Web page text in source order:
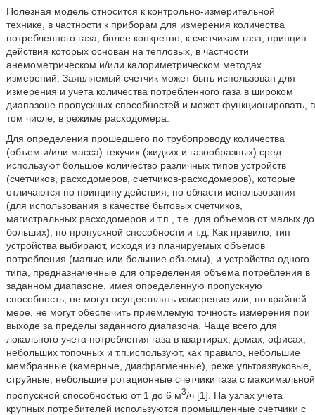
Полезная модель относится к контрольно-измерительной
технике, в частности к приборам для измерения количества
потребленного газа, более конкретно, к счетчикам газа, принцип
действия которых основан на тепловых, в частности
анемометрическом и/или калориметрическом методах
измерений. Заявляемый счетчик может быть использован для
измерения и учета количества потребленного газа в широком
диапазоне пропускных способностей и может функционировать, в
том числе, в режиме расходомера.
Для определения прошедшего по трубопроводу количества
(объем и/или масса) текучих (жидких и газообразных) сред
используют большое количество различных типов устройств
(счетчиков, расходомеров, счетчиков-расходомеров), которые
отличаются по принципу действия, по области использования
(для использования в качестве бытовых счетчиков,
магистральных расходомеров и т.п., т.е. для объемов от малых до
больших), по пропускной способности и т.д. Как правило, тип
устройства выбирают, исходя из планируемых объемов
потребления (малые или большие объемы), и устройства одного
типа, предназначенные для определения объема потребления в
заданном диапазоне, имея определенную пропускную
способность, не могут осуществлять измерение или, по крайней
мере, не могут обеспечить приемлемую точность измерения при
выходе за пределы заданного диапазона. Чаще всего для
локального учета потребления газа в квартирах, домах, офисах,
небольших топочных и т.п.используют, как правило, небольшие
мембранные (камерные, диафрагменные), реже ультразвуковые,
струйные, небольшие ротационные счетчики газа с максимальной
пропускной способностью от 1 до 6 м3/ч [1]. На узлах учета
крупных потребителей используются промышленные счетчики с